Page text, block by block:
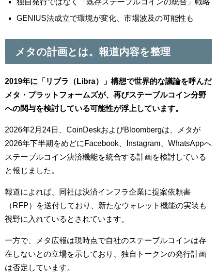
独自発行ではなく「既存ステーブルコインの統合」戦略
GENIUS法成立で環境が変化、市場波及の可能性も
メタの計画とは。報道内容を整理
2019年に「リブラ（Libra）」構想で世界的な議論を呼んだ
メタ・プラットフォームズが、再びステーブルコイン分野
への関与を検討している可能性が浮上しています。
2026年2月24日、CoinDeskおよびBloombergは、メタが
2026年下半期をめどにFacebook、Instagram、WhatsAppへ
ステーブルコイン決済機能を統合する計画を検討している
と報じました。
報道によれば、同社は決済インフラ企業に提案依頼書
（RFP）を送付しており、新たなウォレット機能の実装も
視野に入れているとされています。
一方で、メタ広報は現時点で自社のステーブルコインは存
在しないとの立場を示しており、独自トークンの発行計画
は否定しています。